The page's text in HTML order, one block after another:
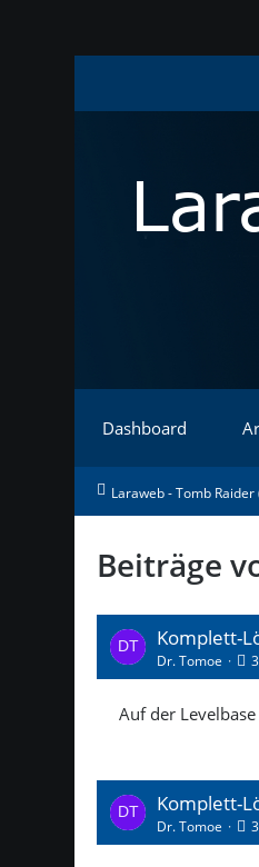
Dashboard
Laraweb - Tomb
Beiträge
Komplett-
Dr. Tomoe
Auf der
Komplett-
Dr. Tomoe